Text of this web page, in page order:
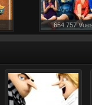
654 757